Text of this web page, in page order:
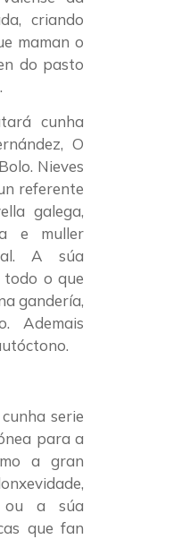
criando
maman o
do pasto
cunha
O
Nieves
referente
galega,
e muller
A súa
o que
gandería,
Ademais
serie
para a
a gran
ou a súa
que fan